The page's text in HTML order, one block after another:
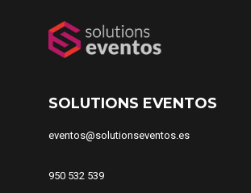
SOLUTIONS EVENTOS
eventos@solutionseventos.es
950 532 539